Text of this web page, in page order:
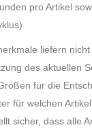
pro Artikel
liefern
des aktuellen
für die
für welchen
sicher, dass alle